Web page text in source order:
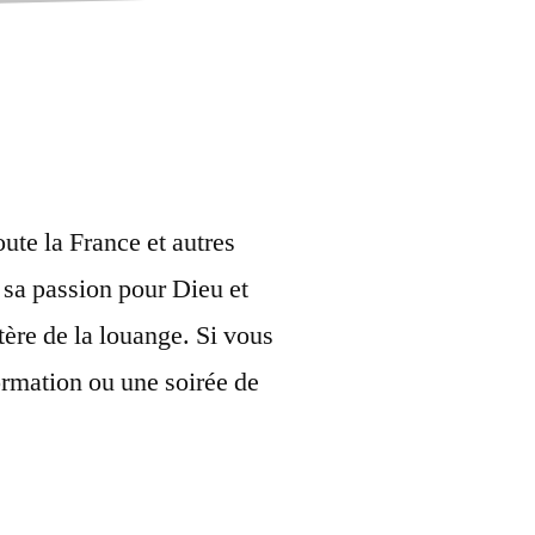
la France et autres
passion pour Dieu et
de la louange. Si vous
ou une soirée de